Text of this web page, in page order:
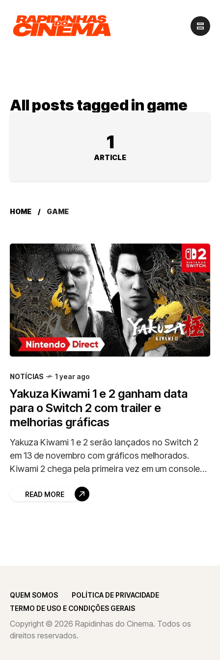
All posts tagged in game
1
ARTICLE
HOME GAME
NOTÍCIAS 1 year ago
Yakuza Kiwami 1 e 2 ganham data
para o Switch 2 com trailer e
melhorias gráficas
Yakuza Kiwami 1 e 2 serão lançados no Switch 2
em 13 de novembro com gráficos melhorados.
Kiwami 2 chega pela primeira vez em um console
READ MORE
QUEM SOMOS
POLÍTICA DE PRIVACIDADE
TERMO DE USO E CONDIÇÕES GERAIS
Copyright © 2026 Rapidinhas do Cinema. Todos os
direitos reservados.